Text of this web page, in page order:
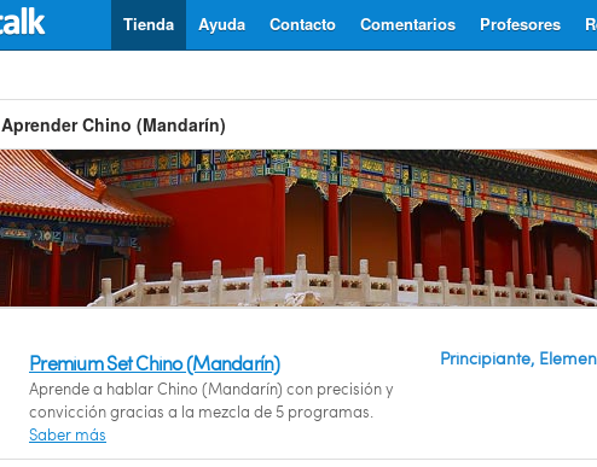
Profesores
Comentarios
Contacto
Ayuda
Tienda
Aprender Chino (Mandarín)
Premium Set Chino (Mandarín)
Aprende a hablar Chino (Mandarín) con precisión y
convicción gracias a la mezcla de 5 programas.
Saber más
Principiante,